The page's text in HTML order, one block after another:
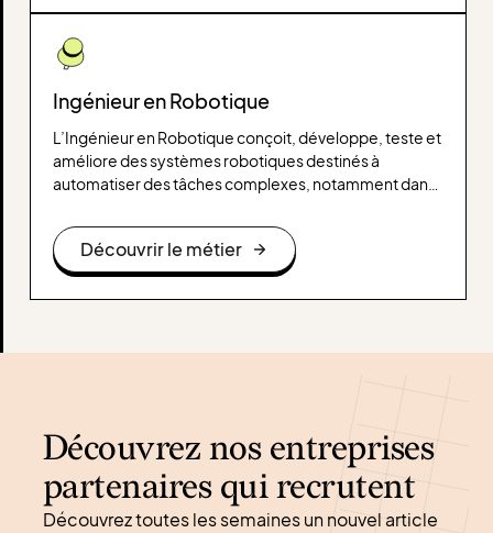
services.
Ingénieur en Robotique
L’Ingénieur en Robotique conçoit, développe, teste et
améliore des systèmes robotiques destinés à
automatiser des tâches complexes, notamment dans
Il allie ses compétences en mécatronique, en
intelligence artificielle et en systèmes embarqués
pour créer des robots capables d’interagir avec leur
environnement de manière autonome ou semi-
Découvrir le métier
Découvrez nos entreprises
partenaires qui recrutent
Découvrez toutes les semaines un nouvel article